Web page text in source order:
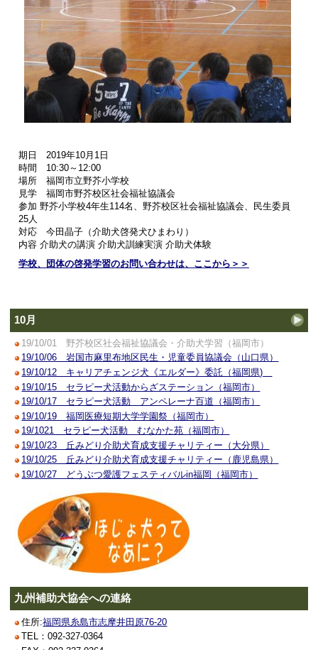
期日 2019年10月1日
時間 10:30～12:00
場所 福岡市立野芥小学校
見学 福岡市野芥校区社会福祉協議会
参加 野芥小学校4年生114名、野芥校区社会福祉協議会、民生委員
25人
対応 今田晶子（介助犬啓発犬ひまわり）
内容 介助犬の講演 介助犬訓練実演 介助犬体験
学校、団体の啓発学習のお問い合わせは、ここから＞＞
10月
19/10/01 野芥校区社会福祉協議会・介助犬学習（福岡市）
19/10/06 岩国市麻里布地区民生・児童委員協議会（山口県）
19/10/12 キャリアチェンジ犬《エルダー》委託（福岡県)
19/10/15 セラピー犬活動からざステーション（福岡市）
19/10/17 セラピー犬活動 アンペレーナ百道（福岡市）
19/10/19 福岡医療短期大学学園祭（福岡市）
19/1021 セラピー犬活動 むなかた苑（福岡市）
19/10/23 丘みどり介助犬育成支援チャリティー（大分県）
19/10/25 丘みどり介助犬育成支援チャリティー（鹿児島県）
19/10/27 どうぶつ愛護フェスティバルin福岡（福岡市）
九州補助犬協会への連絡
住所:福岡県糸島市志摩井田原76-20
TEL：092-327-0364